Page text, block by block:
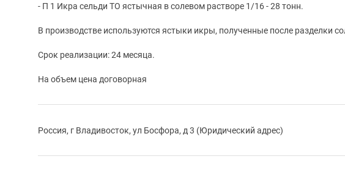
- П 1 Икра сельди ТО ястычная в солевом растворе 1/16 - 28 тонн.
В производстве используются ястыки икры, полученные после разделки
Срок реализации: 24 месяца.
На объем цена договорная
Россия, г Владивосток, ул Босфора, д 3 (Юридический адрес)